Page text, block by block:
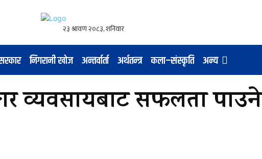
निगरानी खोज अन्तर्वार्ता अर्थतन्त्र कला–संस्कृति अन्य
व्यवसायबाट सफलता पाउने